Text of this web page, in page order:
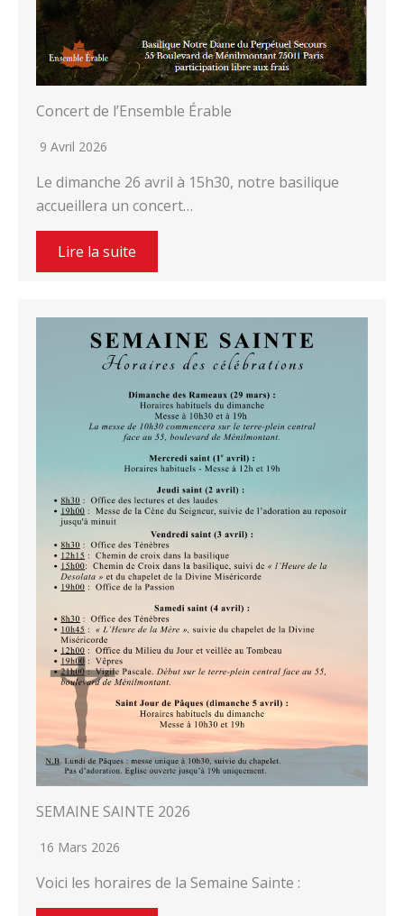
Concert de l’Ensemble Érable
9 Avril 2026
Le dimanche 26 avril à 15h30, notre basilique
accueillera un concert…
Lire la suite
SEMAINE SAINTE 2026
16 Mars 2026
Voici les horaires de la Semaine Sainte :